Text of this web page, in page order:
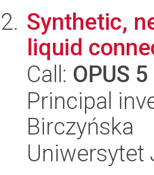
Synthetic,
liquid
Call: OPUS 5
Principal
Birczyńska
Uniwersytet